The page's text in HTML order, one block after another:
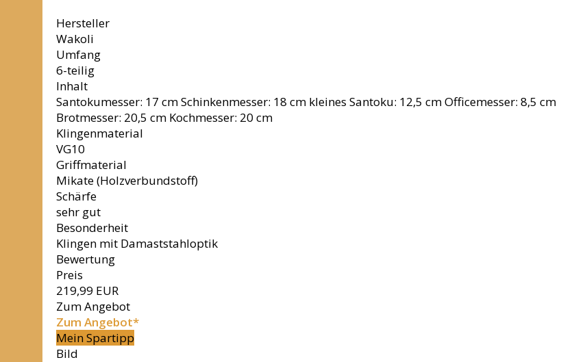
Hersteller
Wakoli
Umfang
6-teilig
Inhalt
Santokumesser: 17 cm Schinkenmesser: 18 cm kleines Santoku: 12,5 cm Officemesser: 8,5 cm
Brotmesser: 20,5 cm Kochmesser: 20 cm
Klingenmaterial
VG10
Griffmaterial
Mikate (Holzverbundstoff)
Schärfe
sehr gut
Besonderheit
Klingen mit Damaststahloptik
Bewertung
Preis
219,99 EUR
Zum Angebot
Zum Angebot*
Mein Spartipp
Bild